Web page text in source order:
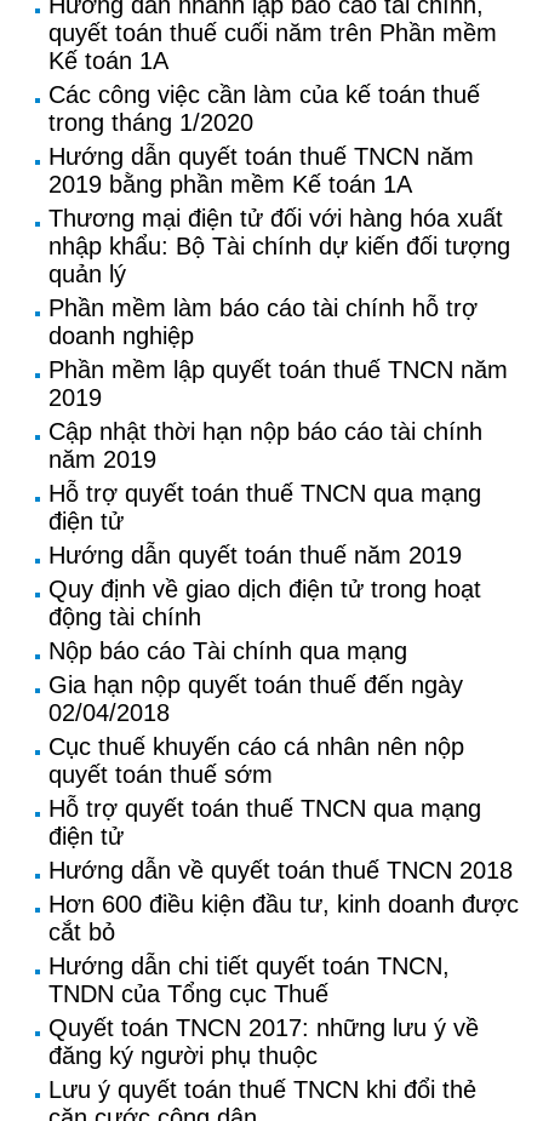
quyết toán thuế cuối năm trên Phần mềm
Kế toán 1A
Các công việc cần làm của kế toán thuế
trong tháng 1/2020
Hướng dẫn quyết toán thuế TNCN năm
2019 bằng phần mềm Kế toán 1A
Thương mại điện tử đối với hàng hóa xuất
nhập khẩu: Bộ Tài chính dự kiến đối tượng
quản lý
Phần mềm làm báo cáo tài chính hỗ trợ
doanh nghiệp
Phần mềm lập quyết toán thuế TNCN năm
2019
Cập nhật thời hạn nộp báo cáo tài chính
năm 2019
Hỗ trợ quyết toán thuế TNCN qua mạng
điện tử
Hướng dẫn quyết toán thuế năm 2019
Quy định về giao dịch điện tử trong hoạt
động tài chính
Nộp báo cáo Tài chính qua mạng
Gia hạn nộp quyết toán thuế đến ngày
02/04/2018
Cục thuế khuyến cáo cá nhân nên nộp
quyết toán thuế sớm
Hỗ trợ quyết toán thuế TNCN qua mạng
điện tử
Hướng dẫn về quyết toán thuế TNCN 2018
Hơn 600 điều kiện đầu tư, kinh doanh được
cắt bỏ
Hướng dẫn chi tiết quyết toán TNCN,
TNDN của Tổng cục Thuế
Quyết toán TNCN 2017: những lưu ý về
đăng ký người phụ thuộc
Lưu ý quyết toán thuế TNCN khi đổi thẻ